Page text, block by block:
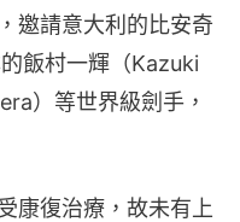
邀請意大利的比安奇
飯村一輝（Kazuki
）等世界級劍手，
康復治療，故未有上